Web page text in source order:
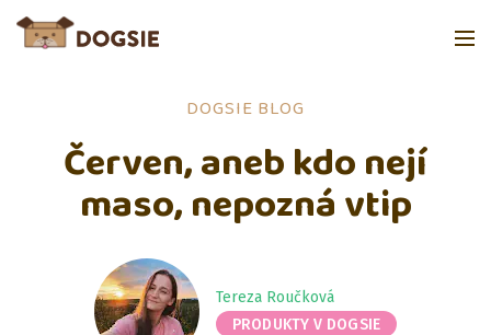
DOGSIE BLOG
Červen, aneb kdo nejí
maso, nepozná vtip
Tereza Roučková
PRODUKTY V DOGSIE